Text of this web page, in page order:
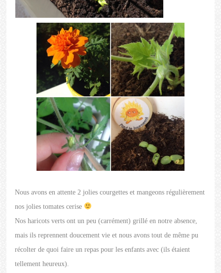
Nous avons en attente 2 jolies courgettes et mangeons régulièrement
nos jolies tomates cerise
Nos haricots verts ont un peu (carrément) grillé en notre absence,
mais ils reprennent doucement vie et nous avons tout de même pu
récolter de quoi faire un repas pour les enfants avec (ils étaient
tellement heureux).